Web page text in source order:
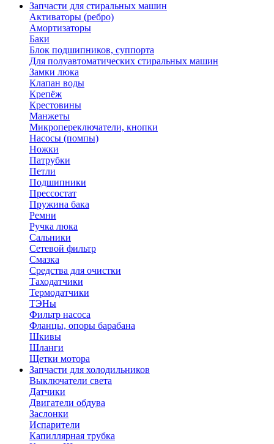
Запчасти для стиральных машин
Активаторы (ребро)
Амортизаторы
Баки
Блок подшипников, суппорта
Для полуавтоматических стиральных машин
Замки люка
Клапан воды
Крепёж
Крестовины
Манжеты
Микропереключатели, кнопки
Насосы (помпы)
Ножки
Патрубки
Петли
Подшипники
Прессостат
Пружина бака
Ремни
Ручка люка
Сальники
Сетевой фильтр
Смазка
Средства для очистки
Таходатчики
Термодатчики
ТЭНы
Фильтр насоса
Фланцы, опоры барабана
Шкивы
Шланги
Щетки мотора
Запчасти для холодильников
Выключатели света
Датчики
Двигатели обдува
Заслонки
Испарители
Капиллярная трубка